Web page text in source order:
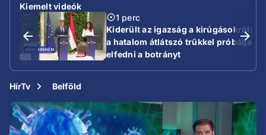
Kiemelt videók
1 perc
Kiderült az igazság a kirúgásokról:
a hatalom átlátszó trükkel próbálja
elfedni a botrányt
HírTv Belföld